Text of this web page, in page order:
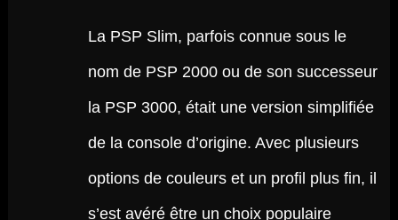
La PSP Slim, parfois connue sous le
nom de PSP 2000 ou de son successeur
la PSP 3000, était une version simplifiée
de la console d’origine. Avec plusieurs
options de couleurs et un profil plus fin, il
s’est avéré être un choix populaire